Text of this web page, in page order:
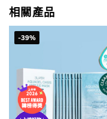
相關產品
-39%